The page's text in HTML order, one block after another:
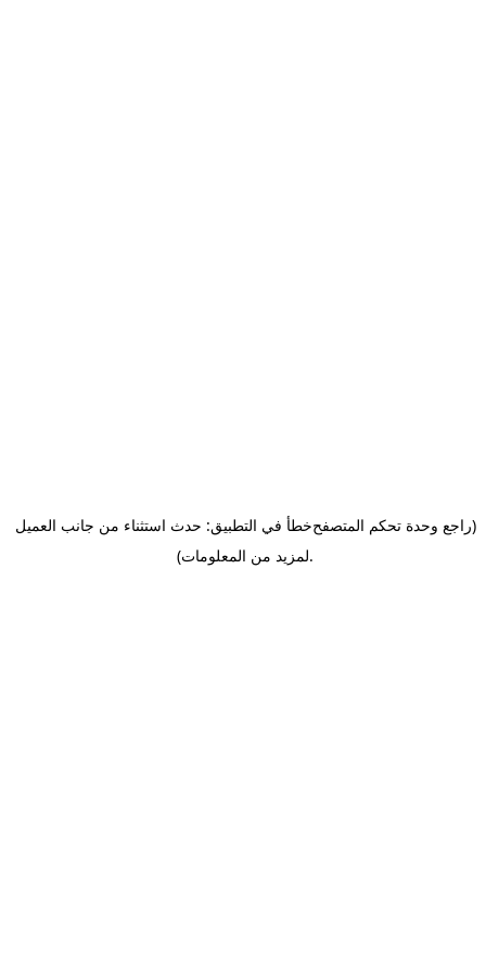
خطأ في التطبيق: حدث استثناء من جانب العميل(راجع وحدة تحكم المتصفح
لمزيد من المعلومات).